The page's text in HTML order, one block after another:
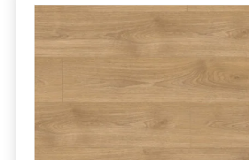
Sprawdź